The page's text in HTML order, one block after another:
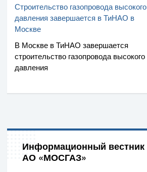
Строительство газопровода высокого
давления завершается в ТиНАО в
Москве
В Москве в ТиНАО завершается
строительство газопровода высокого
давления
Информационный вестник
АО «МОСГАЗ»